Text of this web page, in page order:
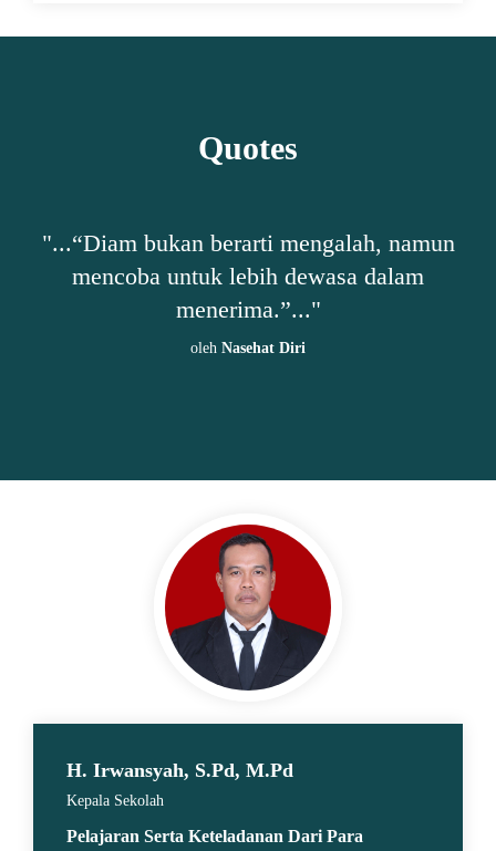
Quotes
"...“Diam bukan berarti mengalah, namun
mencoba untuk lebih dewasa dalam
menerima.”..."
oleh Nasehat Diri
H. Irwansyah, S.Pd, M.Pd
Kepala Sekolah
Pelajaran Serta Keteladanan Dari Para